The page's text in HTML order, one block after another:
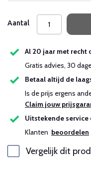
Aantal
Al 20 jaar met recht
Gratis advies, 30
Betaal altijd de
Is de prijs ergens
Claim jouw
Uitstekende
Klanten beoordelen
Vergelijk dit